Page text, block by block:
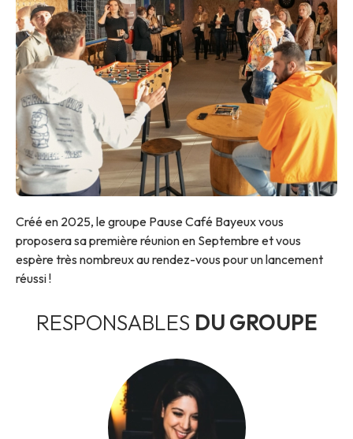
Créé en 2025, le groupe Pause Café Bayeux vous
proposera sa première réunion en Septembre et vous
espère très nombreux au rendez-vous pour un lancement
réussi !
RESPONSABLES DU GROUPE